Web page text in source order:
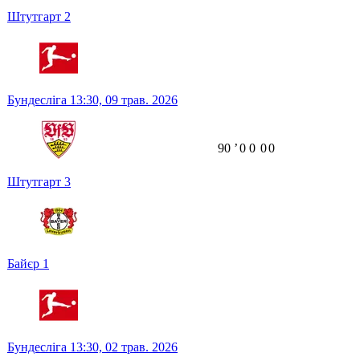
Штутгарт 2
Бундесліга 13:30, 09 трав. 2026
Штутгарт 3
Байєр 1
90 ʼ0 0 00
Бундесліга 13:30, 02 трав. 2026